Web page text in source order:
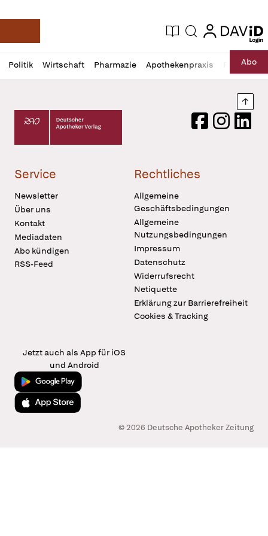
Deutsche Apotheker Zeitung
Aktuelle Ausgabe
Suche login
login
Politik Wirtschaft Pharmazie Apothekenpraxis RechtAbo
Profil
öffnen
Daz
Pur
Deutscher Apotheker Verlag Logo
FacebookInstagram
Service
Newsletter
Über uns
Kontakt
Mediadaten
Abo kündigen
RSS-Feed
Rechtliches
Allgemeine
Geschäftsbedingungen
Allgemeine
Nutzungsbedingungen
Impressum
Datenschutz
Widerrufsrecht
Netiquette
Erklärung zur Barrierefreiheit
Cookies & Tracking
Jetzt auch als App für iOS
und Android
Jetzt bei Google Play
Laden im App Store
© 2026 Deutsche Apotheker Zeitung